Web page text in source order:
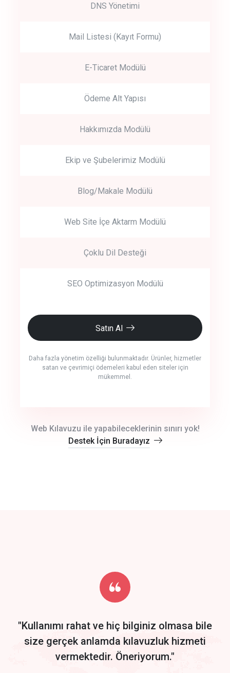
DNS Yönetimi
Mail Listesi (Kayıt Formu)
E-Ticaret Modülü
Ödeme Alt Yapısı
Hakkımızda Modülü
Ekip ve Şubelerimiz Modülü
Blog/Makale Modülü
Web Site İçe Aktarm Modülü
Çoklu Dil Desteği
SEO Optimizasyon Modülü
Satın Al
Daha fazla yönetim özelliği bulunmaktadır. Ürünler, hizmetler
satan ve çevrimiçi ödemeleri kabul eden siteler için
mükemmel.
Start by trying our service for 30 days free trial no credit card
required.
Web Kılavuzu ile yapabileceklerinin sınırı yok!
Destek İçin Buradayız
"Kullanımı rahat ve hiç bilginiz olmasa bile
size gerçek anlamda kılavuzluk hizmeti
vermektedir. Öneriyorum."